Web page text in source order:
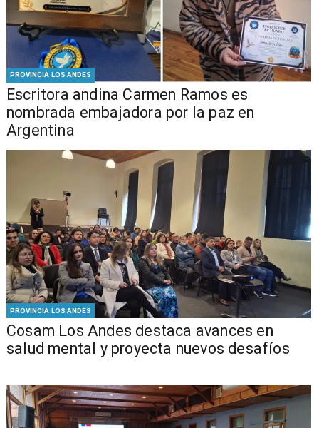
PROVINCIA LOS ANDES
Escritora andina Carmen Ramos es
nombrada embajadora por la paz en
Argentina
PROVINCIA LOS ANDES
Cosam Los Andes destaca avances en
salud mental y proyecta nuevos desafíos